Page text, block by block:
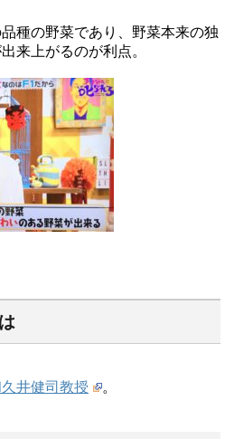
種の野菜であり、野菜本来の独
来上がるのが利点。
井健司教授 。